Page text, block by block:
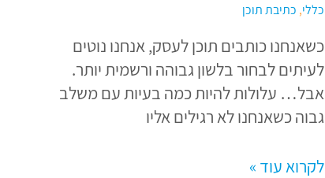
כללי, כתיבת תוכן
כשאנחנו כותבים תוכן לעסק, אנחנו נוטים
לעיתים לבחור בלשון גבוהה ורשמית יותר.
אבל… עלולות להיות כמה בעיות עם משלב
גבוה כשאנחנו לא רגילים אליו
לקרוא עוד »